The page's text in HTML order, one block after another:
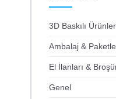
3D Baskılı Ürünler
Ambalaj &
El İlanları &
Genel